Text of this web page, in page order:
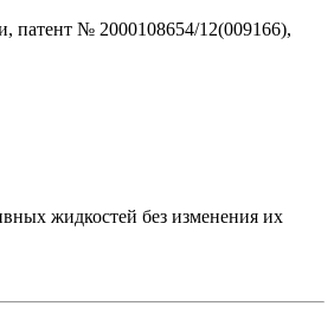
патент № 2000108654/12(009166),
жидкостей без изменения их